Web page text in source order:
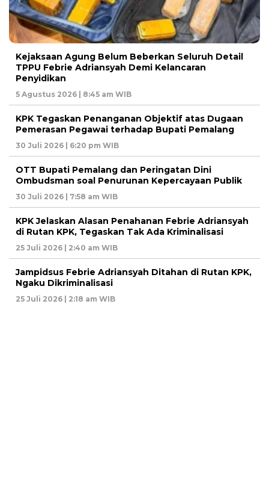
Kejaksaan Agung Belum Beberkan Seluruh Detail
TPPU Febrie Adriansyah Demi Kelancaran
Penyidikan
5 Agustus 2026 | 8:45 am WIB
KPK Tegaskan Penanganan Objektif atas Dugaan
Pemerasan Pegawai terhadap Bupati Pemalang
30 Juli 2026 | 6:20 pm WIB
OTT Bupati Pemalang dan Peringatan Dini
Ombudsman soal Penurunan Kepercayaan Publik
30 Juli 2026 | 7:58 am WIB
KPK Jelaskan Alasan Penahanan Febrie Adriansyah
di Rutan KPK, Tegaskan Tak Ada Kriminalisasi
25 Juli 2026 | 2:40 am WIB
Jampidsus Febrie Adriansyah Ditahan di Rutan KPK,
Ngaku Dikriminalisasi
25 Juli 2026 | 2:18 am WIB